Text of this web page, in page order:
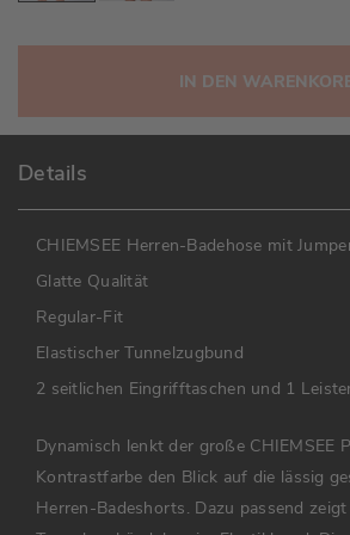
IN DEN
Details
CHIEMSEE Herren-Badehose mit
Glatte Qualität
Regular-Fit
Elastischer Tunnelzugbund
2 seitlichen Eingrifftaschen und 1
Dynamisch lenkt der große CHIEMSEE
Kontrastfarbe den Blick auf die lässig
Herren-Badeshorts. Dazu passend